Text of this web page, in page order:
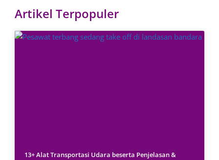
Artikel Terpopuler
13+ Alat Transportasi Udara beserta Penjelasan &